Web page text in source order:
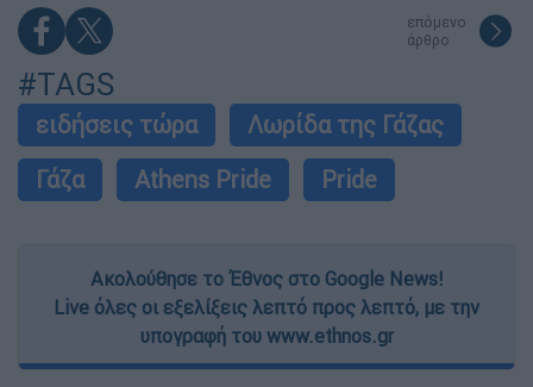
επόμενο
άρθρο
#TAGS
ειδήσεις τώρα
Λωρίδα της Γάζας
Γάζα
Athens Pride Pride
Ακολούθησε το Έθνος στο Google News!
Live όλες οι εξελίξεις λεπτό προς λεπτό, με την
υπογραφή του www.ethnos.gr